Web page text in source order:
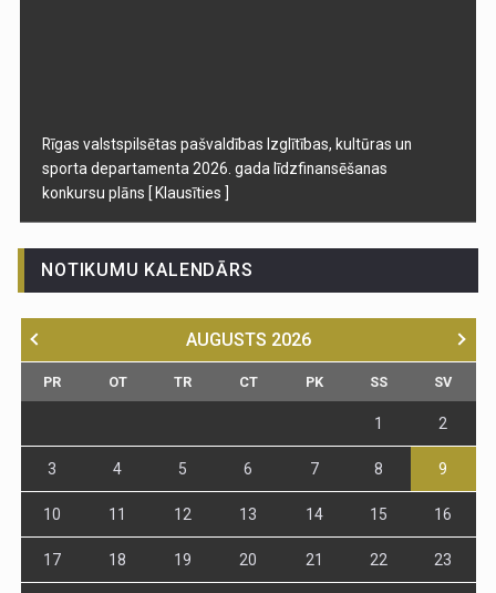
Rīgas valstspilsētas pašvaldības Izglītības, kultūras un
sporta departamenta 2026. gada līdzfinansēšanas
konkursu plāns [ Klausīties ]
NOTIKUMU KALENDĀRS
AUGUSTS 2026
PR OT TR CT PK SS SV
1 2
3 4 5 6 7 8 9
10 11 12 13 14 15 16
17 18 19 20 21 22 23